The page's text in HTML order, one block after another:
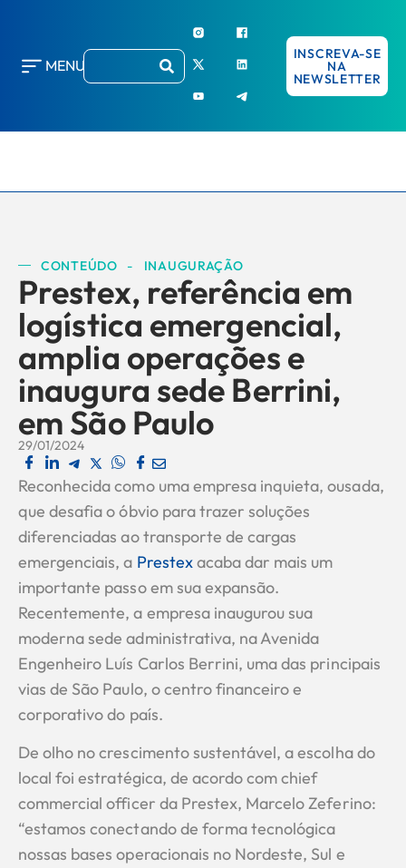
MENU
INSCREVA-SE
NA
NEWSLETTER
CONTEÚDO - INAUGURAÇÃO
Prestex, referência em
logística emergencial,
amplia operações e
inaugura sede Berrini,
em São Paulo
29/01/2024
Reconhecida como uma empresa inquieta, ousada,
que desafia o óbvio para trazer soluções
diferenciadas ao transporte de cargas
emergenciais, a Prestexacaba dar mais um
importante passo em sua expansão.
Recentemente, a empresa inaugurou sua
moderna sede administrativa, na Avenida
Engenheiro Luís Carlos Berrini, uma das principais
vias de São Paulo, o centro financeiro e
corporativo do país.
De olho no crescimento sustentável, a escolha do
local foi estratégica, de acordo com chief
commercial officer da Prestex, Marcelo Zeferino:
“estamos conectando de forma tecnológica
nossas bases operacionais no Nordeste, Sul e